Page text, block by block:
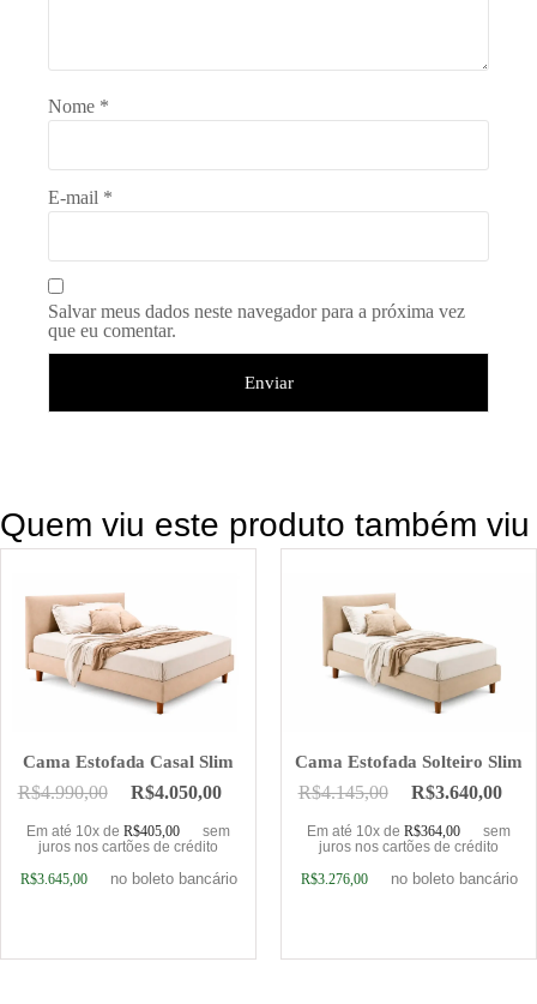
Nome *
E-mail *
Salvar meus dados neste navegador para a próxima vez
que eu comentar.
Quem viu este produto também viu
Cama Estofada Casal Slim
R$4.990,00 R$4.050,00
Em até 10x de R$405,00
sem
juros nos cartões de crédito
R$3.645,00 no boleto bancário
Cama Estofada Solteiro Slim
R$4.145,00 R$3.640,00
Em até 10x de R$364,00
sem
juros nos cartões de crédito
R$3.276,00 no boleto bancário